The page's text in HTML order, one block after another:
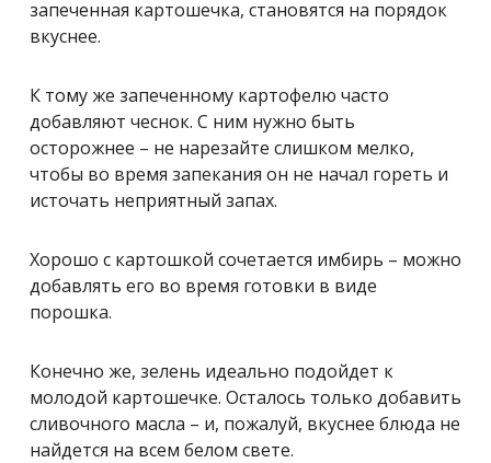
запеченная картошечка, становятся на порядок
вкуснее.
К тому же запеченному картофелю часто
добавляют чеснок. С ним нужно быть
осторожнее – не нарезайте слишком мелко,
чтобы во время запекания он не начал гореть и
источать неприятный запах.
Хорошо с картошкой сочетается имбирь – можно
добавлять его во время готовки в виде
порошка.
Конечно же, зелень идеально подойдет к
молодой картошечке. Осталось только добавить
сливочного масла – и, пожалуй, вкуснее блюда не
найдется на всем белом свете.